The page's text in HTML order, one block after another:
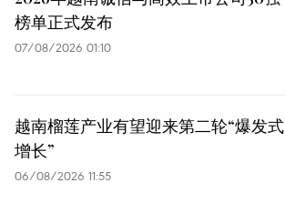
榜单正式发布
07/08/2026 01:10
越南榴莲产业有望迎来第二轮“爆发式
增长”
06/08/2026 11:55